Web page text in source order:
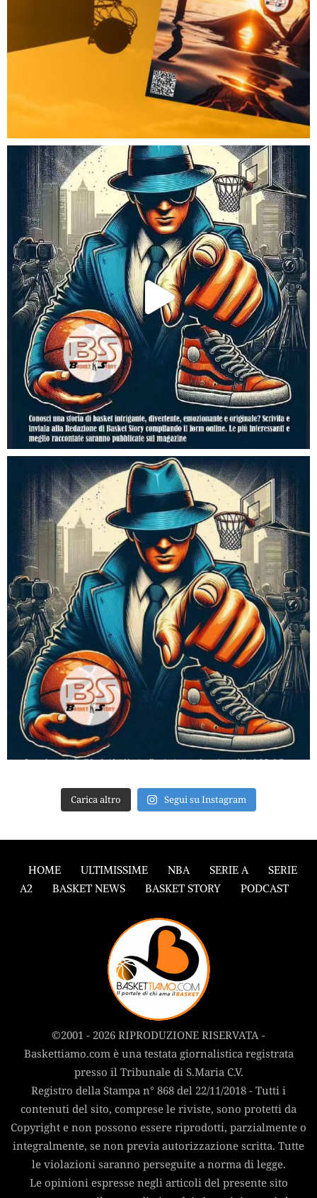
Carica altro Segui su Instagram
HOME ULTIMISSIME NBA SERIE A
SERIE
A2
BASKET NEWS BASKET STORY PODCAST
©2001 - 2026 RIPRODUZIONE RISERVATA -
Baskettiamo.com è una testata giornalistica registrata
presso il Tribunale di S.Maria C.V.
Registro della Stampa n° 868 del 22/11/2018 - Tutti i
contenuti del sito, comprese le riviste, sono protetti da
Copyright e non possono essere riprodotti, parzialmente o
integralmente, se non previa autorizzazione scritta. Tutte
le violazioni saranno perseguite a norma di legge.
Le opinioni espresse negli articoli del presente sito